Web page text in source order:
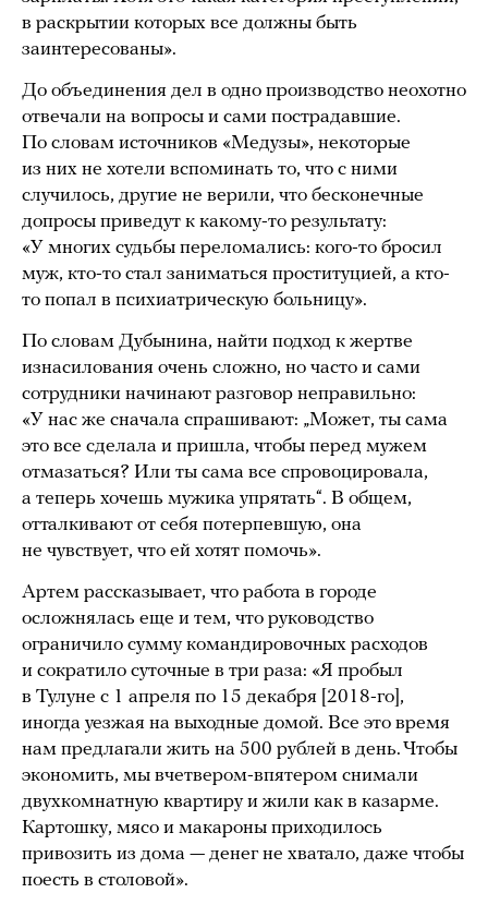
в раскрытии которых все должны быть
заинтересованы».
До объединения дел в одно производство неохотно
отвечали на вопросы и сами пострадавшие.
По словам источников «Медузы», некоторые
из них не хотели вспоминать то, что с ними
случилось, другие не верили, что бесконечные
допросы приведут к какому-то результату:
«У многих судьбы переломались: кого-то бросил
муж, кто-то стал заниматься проституцией, а кто-
то попал в психиатрическую больницу».
По словам Дубынина, найти подход к жертве
изнасилования очень сложно, но часто и сами
сотрудники начинают разговор неправильно:
«У нас же сначала спрашивают: „Может, ты сама
это все сделала и пришла, чтобы перед мужем
отмазаться? Или ты сама все спровоцировала,
а теперь хочешь мужика упрятать“. В общем,
отталкивают от себя потерпевшую, она
не чувствует, что ей хотят помочь».
Артем рассказывает, что работа в городе
осложнялась еще и тем, что руководство
ограничило сумму командировочных расходов
и сократило суточные в три раза: «Я пробыл
в Тулуне с 1 апреля по 15 декабря [2018-го],
иногда уезжая на выходные домой. Все это время
нам предлагали жить на 500 рублей в день. Чтобы
экономить, мы вчетвером-впятером снимали
двухкомнатную квартиру и жили как в казарме.
Картошку, мясо и макароны приходилось
привозить из дома — денег не хватало, даже чтобы
поесть в столовой».